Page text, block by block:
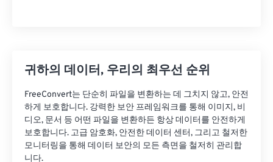
귀하의 데이터, 우리의 최우선 순위
FreeConvert는 단순히 파일을 변환하는 데 그치지 않고, 안전
하게 보호합니다. 강력한 보안 프레임워크를 통해 이미지, 비
디오, 문서 등 어떤 파일을 변환하든 항상 데이터를 안전하게
보호합니다. 고급 암호화, 안전한 데이터 센터, 그리고 철저한
모니터링을 통해 데이터 보안의 모든 측면을 철저히 관리합
니다.